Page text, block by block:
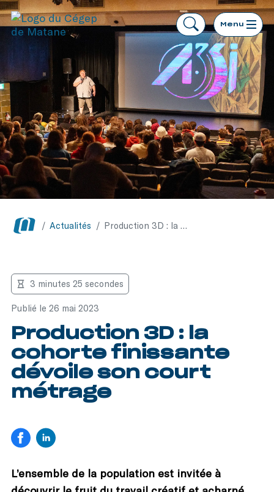
Menu
/ Actualités / Production 3D : la cohorte finissante dévoile son court métrage
Publié le 26 mai 2023
3 minutes 25 secondes
Production 3D : la
cohorte finissante
dévoile son court
métrage
L’ensemble de la population est invitée à